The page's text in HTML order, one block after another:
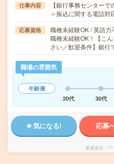
仕事内容
【銀行事務センター
＞振込に関する電話
応募資格
職種未経験OK / 英語力
職種未経験OK！【こ
さい／歓迎条件】銀行
職場の雰囲気
年齢層
20代
30代
気になる! 応募
派遣会社 ア